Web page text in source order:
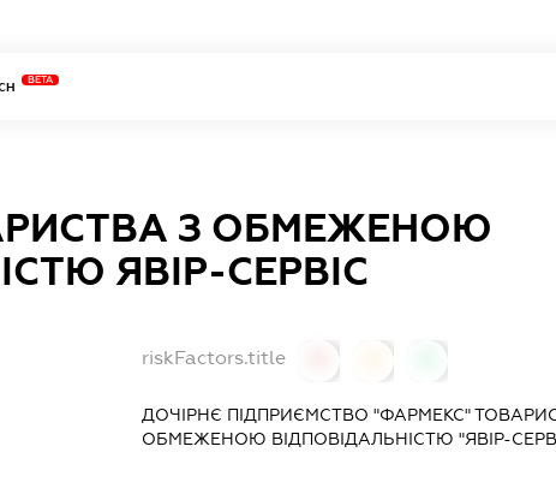
BETA
З ОБМЕЖЕНОЮ
ЯВІР-СЕРВІС
riskFactors.title
ДОЧІРНЄ ПІДПРИЄМСТВО "ФАРМЕКС"
ОБМЕЖЕНОЮ ВІДПОВІДАЛЬНІСТЮ "ЯВІР-